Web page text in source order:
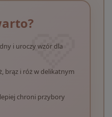
i uroczy wzór dla
brąz i róż w delikatnym
lepiej chroni przybory